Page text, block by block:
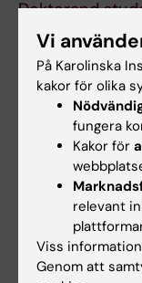
Doktorand
hudens roll i
utveckling av
barn
Bowen Tan vid
Institutet undersöker
brister i hudens…
Vi
På Karolinska
kakor för olika
fungera
Kakor för
relevant
Viss
Genom att